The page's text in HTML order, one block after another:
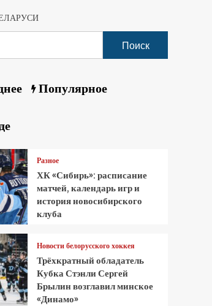
Популярное
Разное
ХК «Сибирь»: расписание
матчей, календарь игр и
история новосибирского
клуба
Новости белорусского хоккея
Трёхкратный обладатель
Кубка Стэнли Сергей
Брылин возглавил минское
«Динамо»